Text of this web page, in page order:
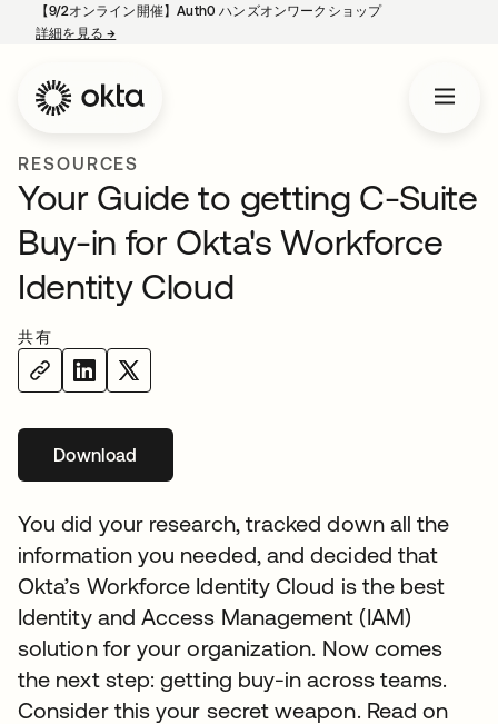
【9/2オンライン開催】Auth0 ハンズオンワークショップ
詳細を見る→
RESOURCES
Your Guide to getting C-Suite
Buy-in for Okta's Workforce
Identity Cloud
共有
Download新しいタブで開く
You did your research, tracked down all the
information you needed, and decided that
Okta’s Workforce Identity Cloud is the best
Identity and Access Management (IAM)
solution for your organization. Now comes
the next step: getting buy-in across teams.
Consider this your secret weapon. Read on